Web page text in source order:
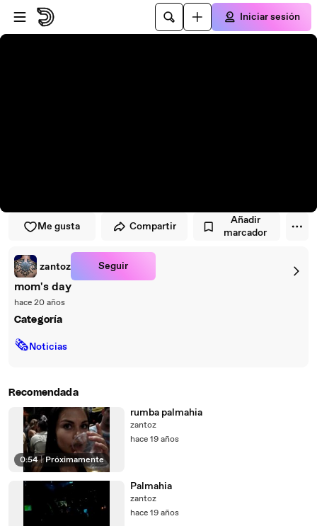
Saltar al reproductor
Saltar al contenido principal
Iniciar sesión
Me gusta Compartir
Añadir
marcador
zantoz Seguir
mom's day
hace 20 años
Categoría
🗞Noticias
Recomendada
0:54 | Próximamente
rumba palmahia
zantoz
hace 19 años
Palmahia
zantoz
hace 19 años